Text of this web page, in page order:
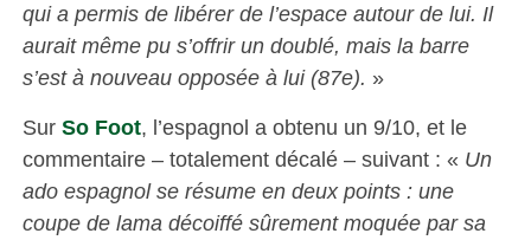
qui a permis de libérer de l’espace autour de lui. Il
aurait même pu s’offrir un doublé, mais la barre
s’est à nouveau opposée à lui (87e). »
Sur So Foot, l’espagnol a obtenu un 9/10, et le
commentaire – totalement décalé – suivant : « Un
ado espagnol se résume en deux points : une
coupe de lama décoiffé sûrement moquée par sa